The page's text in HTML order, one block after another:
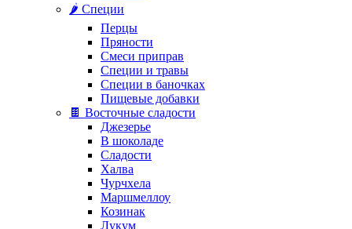
🌶️ Специи
Перцы
Пряности
Смеси приправ
Специи и травы
Специи в баночках
Пищевые добавки
🍫 Восточные сладости
Джезерье
В шоколаде
Сладости
Халва
Чурчхела
Маршмеллоу
Козинак
Лукум